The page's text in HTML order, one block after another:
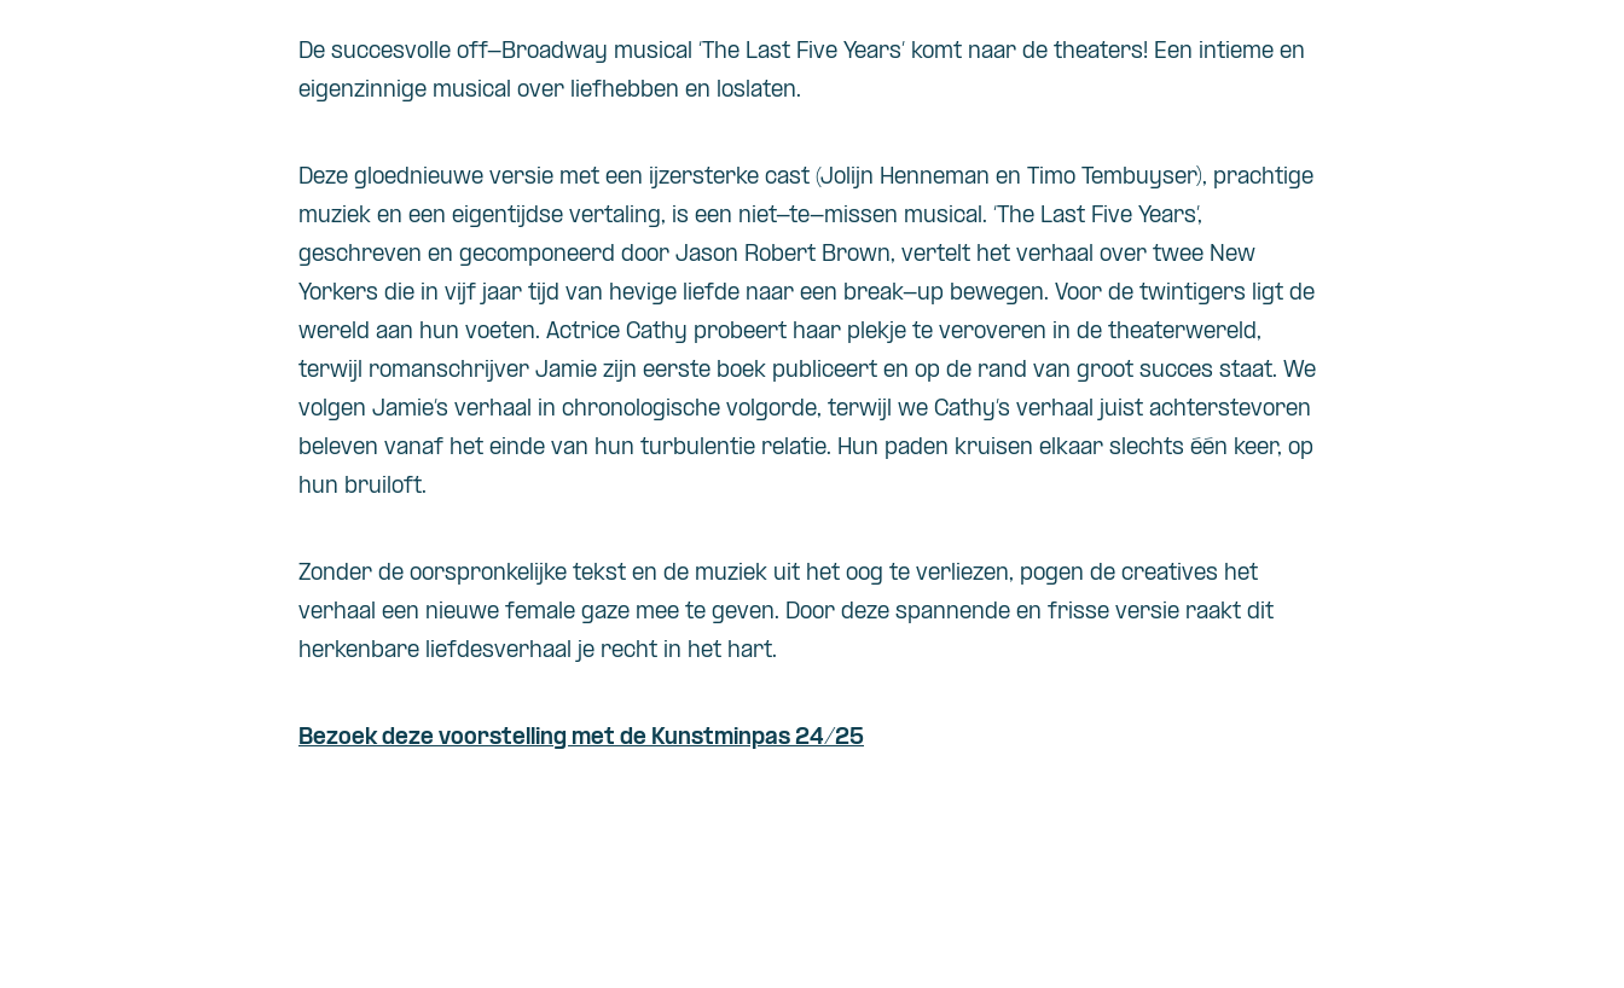
De succesvolle off-Broadway musical ‘The Last Five Years’ komt naar de theaters! Een intieme en
eigenzinnige musical over liefhebben en loslaten.
Deze gloednieuwe versie met een ijzersterke cast (Jolijn Henneman en Timo Tembuyser), prachtige
muziek en een eigentijdse vertaling, is een niet-te-missen musical. ‘The Last Five Years’,
geschreven en gecomponeerd door Jason Robert Brown, vertelt het verhaal over twee New
Yorkers die in vijf jaar tijd van hevige liefde naar een break-up bewegen. Voor de twintigers ligt de
wereld aan hun voeten. Actrice Cathy probeert haar plekje te veroveren in de theaterwereld,
terwijl romanschrijver Jamie zijn eerste boek publiceert en op de rand van groot succes staat. We
volgen Jamie’s verhaal in chronologische volgorde, terwijl we Cathy’s verhaal juist achterstevoren
beleven vanaf het einde van hun turbulentie relatie. Hun paden kruisen elkaar slechts één keer, op
hun bruiloft.
Zonder de oorspronkelijke tekst en de muziek uit het oog te verliezen, pogen de creatives het
verhaal een nieuwe female gaze mee te geven. Door deze spannende en frisse versie raakt dit
herkenbare liefdesverhaal je recht in het hart.
Bezoek deze voorstelling met de Kunstminpas 24/25